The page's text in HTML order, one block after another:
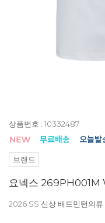
상품번호 : 10332487
브랜드
요넥스 269PH001M
2026 SS 신상 배드민턴의류